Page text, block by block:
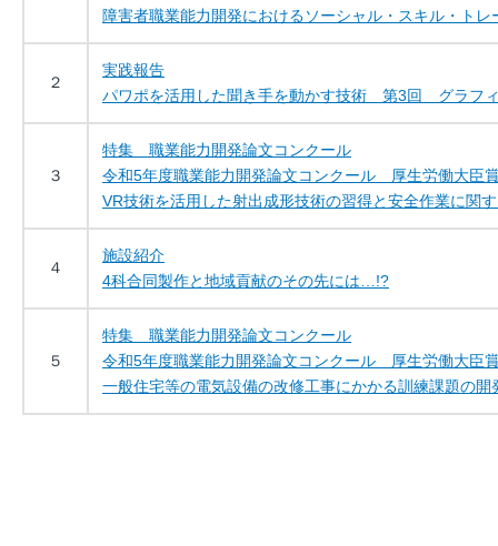
障害者職業能力開発におけるソーシャル・スキル・ト
２
実践報告
パワポを活用した聞き手を動かす技術 第3回 グラフ
３
特集 職業能力開発論文コンクール
令和5年度職業能力開発論文コンクール 厚生労働大臣
VR技術を活用した射出成形技術の習得と安全作業に関
４
施設紹介
4科合同製作と地域貢献のその先には…!?
５
特集 職業能力開発論文コンクール
令和5年度職業能力開発論文コンクール 厚生労働大臣
一般住宅等の電気設備の改修工事にかかる訓練課題の開